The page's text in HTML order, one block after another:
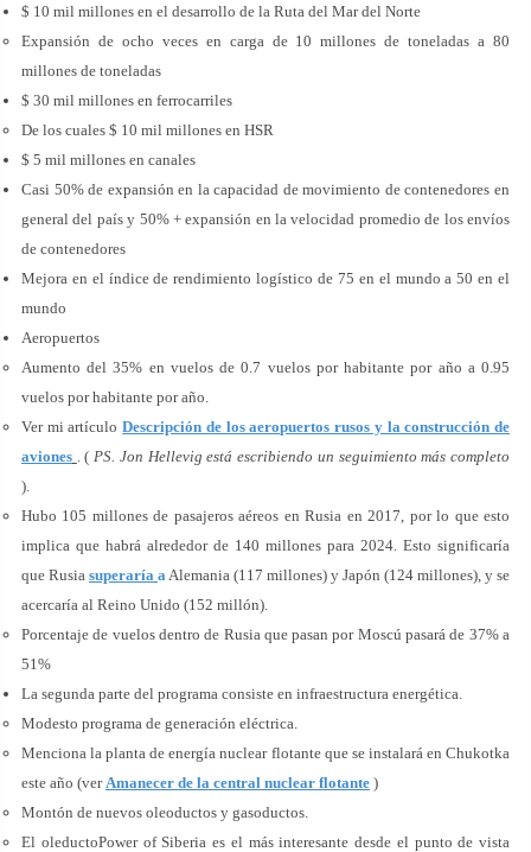
$ 10 mil millones en el desarrollo de la Ruta del Mar del Norte
Expansión de ocho veces en carga de 10 millones de toneladas a 80
millones de toneladas
$ 30 mil millones en ferrocarriles
De los cuales $ 10 mil millones en HSR
$ 5 mil millones en canales
Casi 50% de expansión en la capacidad de movimiento de contenedores en
general del país y 50% + expansión en la velocidad promedio de los envíos
de contenedores
Mejora en el índice de rendimiento logístico de 75 en el mundo a 50 en el
mundo
Aeropuertos
Aumento del 35% en vuelos de 0.7 vuelos por habitante por año a 0.95
vuelos por habitante por año.
Ver mi artículoDescripción de los aeropuertos rusos y la construcción de
aviones . (PS. Jon Hellevig está escribiendo un seguimiento más completo
).
Hubo 105 millones de pasajeros aéreos en Rusia en 2017, por lo que esto
implica que habrá alrededor de 140 millones para 2024. Esto significaría
que Rusia superaría aAlemania (117 millones) y Japón (124 millones), y se
acercaría al Reino Unido (152 millón).
Porcentaje de vuelos dentro de Rusia que pasan por Moscú pasará de 37% a
51%
La segunda parte del programa consiste en infraestructura energética.
Modesto programa de generación eléctrica.
Menciona la planta de energía nuclear flotante que se instalará en Chukotka
este año (verAmanecer de la central nuclear flotante )
Montón de nuevos oleoductos y gasoductos.
El oleductoPower of Siberia es el más interesante desde el punto de vista